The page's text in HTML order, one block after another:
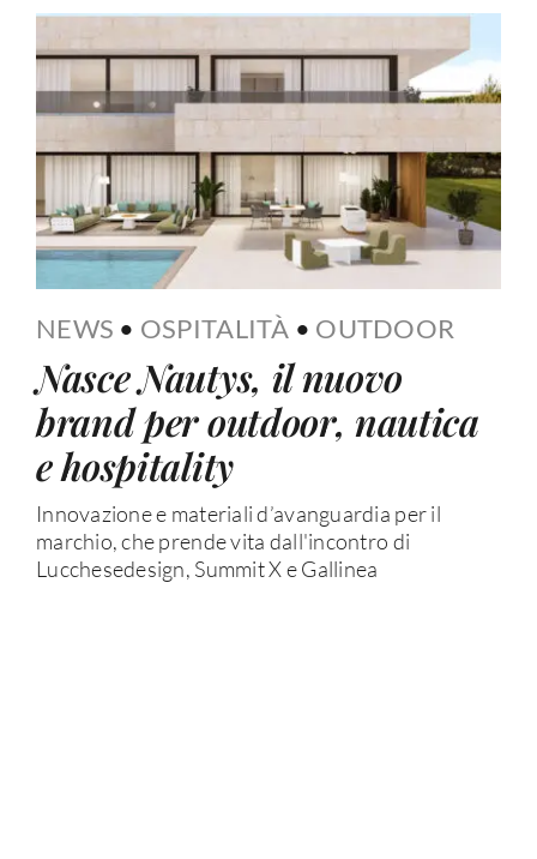
NEWS • OSPITALITÀ • OUTDOOR
Nasce Nautys, il nuovo
brand per outdoor, nautica
e hospitality
Innovazione e materiali d’avanguardia per il
marchio, che prende vita dall'incontro di
Lucchesedesign, Summit X e Gallinea